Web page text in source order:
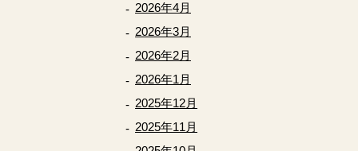
2026年4月
2026年3月
2026年2月
2026年1月
2025年12月
2025年11月